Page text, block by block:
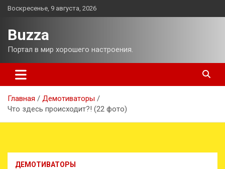
Перейти
Воскресенье, 9 августа, 2026
Buzza
Портал в мир хорошего настроения.
Главная
Демотиваторы
Что здесь происходит?! (22 фото)
ДЕМОТИВАТОРЫ